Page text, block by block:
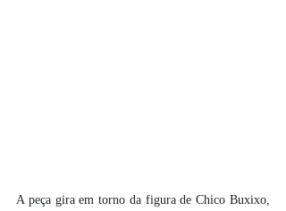
A peça gira em torno da figura de Chico Buxixo,